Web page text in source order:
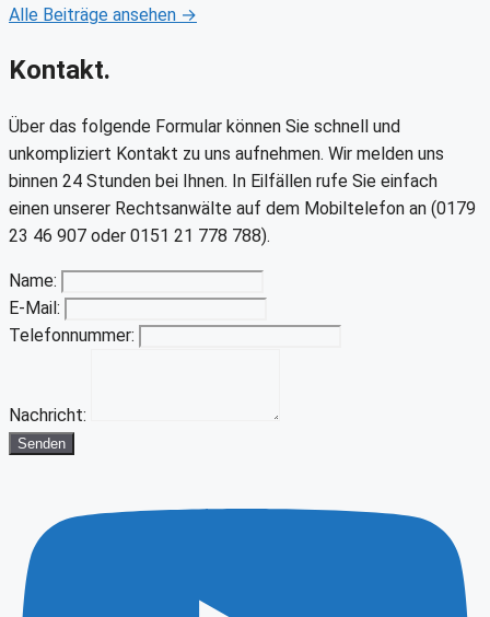
Alle Beiträge ansehen →
Kontakt.
Über das folgende Formular können Sie schnell und
unkompliziert Kontakt zu uns aufnehmen. Wir melden uns
binnen 24 Stunden bei Ihnen. In Eilfällen rufe Sie einfach
einen unserer Rechtsanwälte auf dem Mobiltelefon an (0179
23 46 907 oder 0151 21 778 788).
Name:
E-Mail:
Telefonnummer:
Nachricht:
Senden